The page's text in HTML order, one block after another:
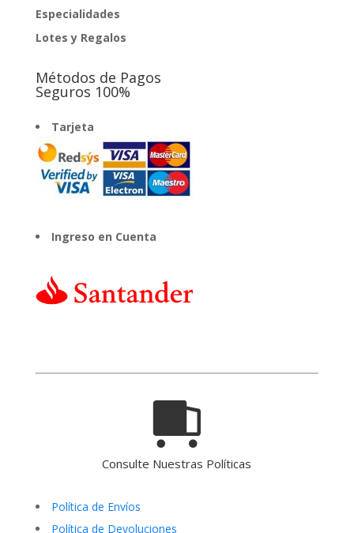
Especialidades
Lotes y Regalos
Métodos de Pagos
Seguros 100%
Tarjeta
Ingreso en Cuenta
Consulte Nuestras Políticas
Política de Envíos
Política de Devoluciones